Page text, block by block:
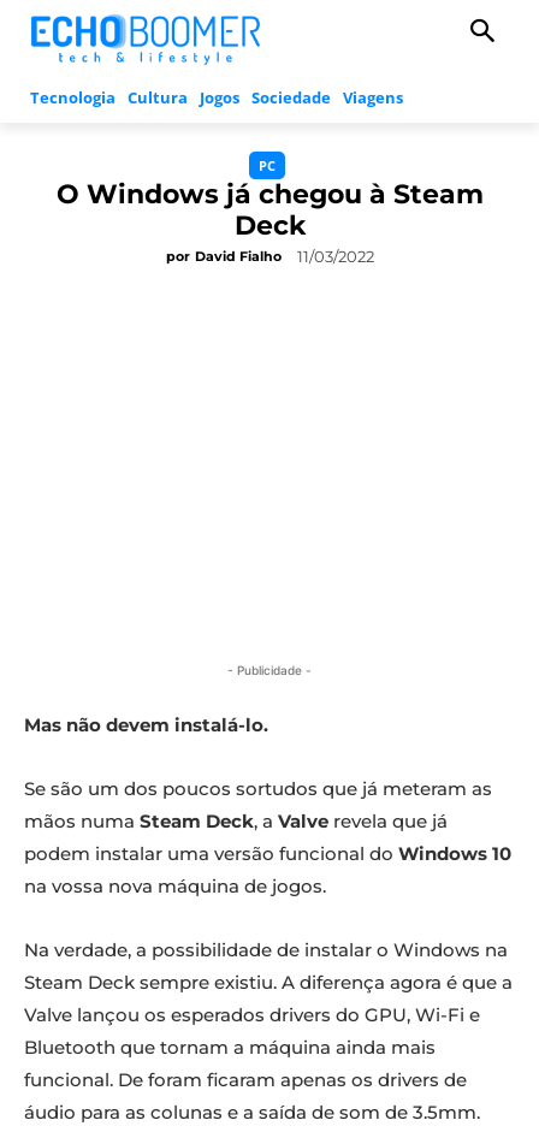
Tecnologia Cultura Jogos Sociedade Viagens
PC
O Windows já chegou à Steam
Deck
por David Fialho 11/03/2022
- Publicidade -
Mas não devem instalá-lo.
Se são um dos poucos sortudos que já meteram as
mãos numa Steam Deck, a Valve revela que já
podem instalar uma versão funcional do Windows 10
na vossa nova máquina de jogos.
Na verdade, a possibilidade de instalar o Windows na
Steam Deck sempre existiu. A diferença agora é que a
Valve lançou os esperados drivers do GPU, Wi-Fi e
Bluetooth que tornam a máquina ainda mais
funcional. De foram ficaram apenas os drivers de
áudio para as colunas e a saída de som de 3.5mm.